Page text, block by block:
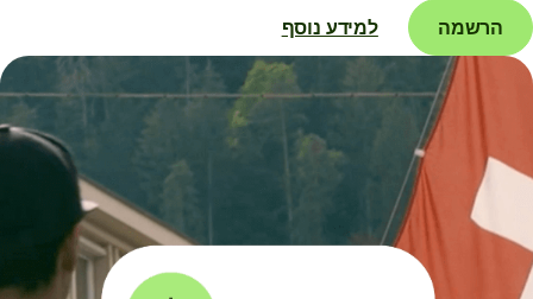
הרשמה למידע נוסף